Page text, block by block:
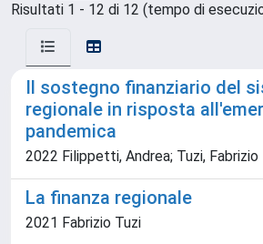
Risultati 1 - 12 di 12 (tempo di
Il sostegno finanziario del
regionale in risposta
pandemica
2022 Filippetti, Andrea; Tuzi, Fabrizio
La finanza regionale
2021 Fabrizio Tuzi